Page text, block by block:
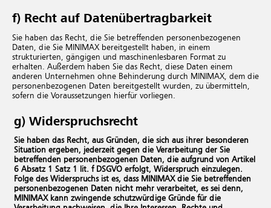
f) Recht auf Datenübertragbarkeit
Sie haben das Recht, die Sie betreffenden personenbezogenen
Daten, die Sie MINIMAX bereitgestellt haben, in einem
strukturierten, gängigen und maschinenlesbaren Format zu
erhalten. Außerdem haben Sie das Recht, diese Daten einem
anderen Unternehmen ohne Behinderung durch MINIMAX, dem die
personenbezogenen Daten bereitgestellt wurden, zu übermitteln,
sofern die Voraussetzungen hierfür vorliegen.
g) Widerspruchsrecht
Sie haben das Recht, aus Gründen, die sich aus ihrer besonderen
Situation ergeben, jederzeit gegen die Verarbeitung der Sie
betreffenden personenbezogenen Daten, die aufgrund von Artikel
6 Absatz 1 Satz 1 lit. f DSGVO erfolgt, Widerspruch einzulegen.
Folge des Widerspruchs ist es, dass MINIMAX die Sie betreffenden
personenbezogenen Daten nicht mehr verarbeitet, es sei denn,
MINIMAX kann zwingende schutzwürdige Gründe für die